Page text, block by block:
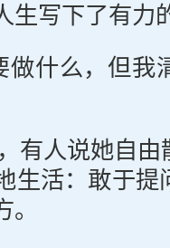
生写下了有力
做什么，但我
有人说她自
生活：敢于提